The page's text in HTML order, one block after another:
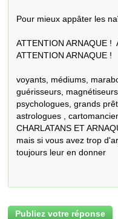
Pour mieux appâter les
ATTENTION ARNAQUE !
ATTENTION ARNAQUE !
voyants, médiums,
guérisseurs,
psychologues, grands
astrologues ,
CHARLATANS ET
mais si vous avez trop
toujours leur en donner
Publiez votre réponse